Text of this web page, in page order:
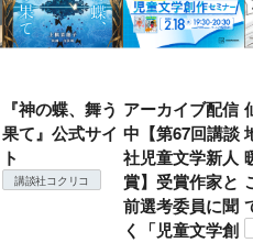
『神の蝶、舞う
果て』公式サイ
ト
講談社コクリコ
アーカイブ配信
中【第67回講談
社児童文学新人
賞】受賞作家と
前選考委員に聞
く「児童文学創